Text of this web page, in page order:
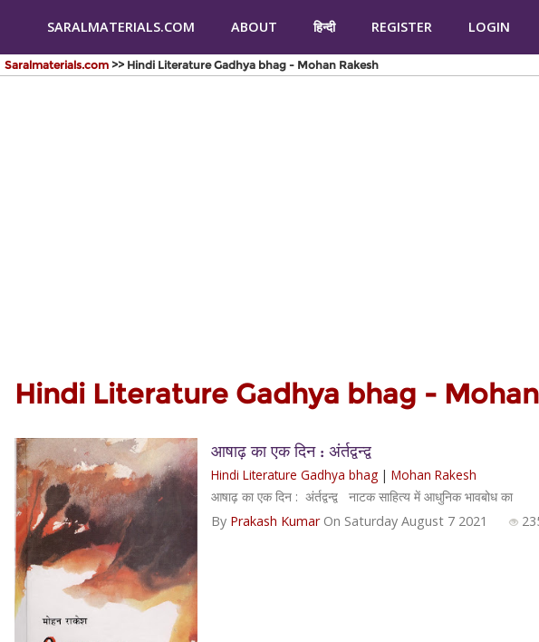
SARALMATERIALS.COM ABOUT हिन्दी REGISTER LOGIN
Saralmaterials.com >> Hindi Literature Gadhya bhag - Mohan Rakesh
Hindi Literature Gadhya bhag -
आषाढ़ का एक दिन : अंर्तद्वन्द्व
Hindi Literature Gadhya bhag| Mohan Rakesh
आषाढ़ का एक दिन : अंर्तद्वन्द्व नाटक साहित्य में आधुनिक भावबोध का
By Prakash KumarOn Saturday August 7 2021